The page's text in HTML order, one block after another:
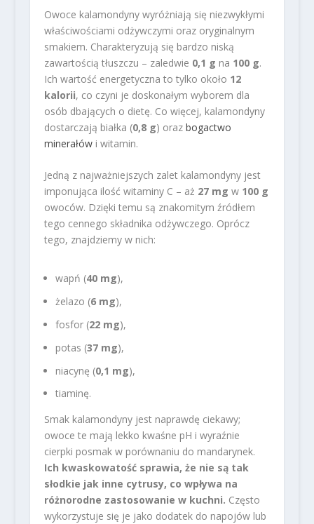
Owoce kalamondyny wyróżniają się niezwykłymi
właściwościami odżywczymi oraz oryginalnym
smakiem. Charakteryzują się bardzo niską
zawartością tłuszczu – zaledwie 0,1 g na 100 g.
Ich wartość energetyczna to tylko około 12
kalorii, co czyni je doskonałym wyborem dla
osób dbających o dietę. Co więcej, kalamondyny
dostarczają białka (0,8 g) oraz bogactwo
minerałówi witamin.
Jedną z najważniejszych zalet kalamondyny jest
imponująca ilość witaminy C – aż 27 mg w 100 g
owoców. Dzięki temu są znakomitym źródłem
tego cennego składnika odżywczego. Oprócz
tego, znajdziemy w nich:
wapń (40 mg),
żelazo (6 mg),
fosfor (22 mg),
potas (37 mg),
niacynę (0,1 mg),
tiaminę.
Smak kalamondyny jest naprawdę ciekawy;
owoce te mają lekko kwaśne pH i wyraźnie
cierpki posmak w porównaniu do mandarynek.
Ich kwaskowatość sprawia, że nie są tak
słodkie jak inne cytrusy, co wpływa na
różnorodne zastosowanie w kuchni. Często
wykorzystuje się je jako dodatek do napojów lub